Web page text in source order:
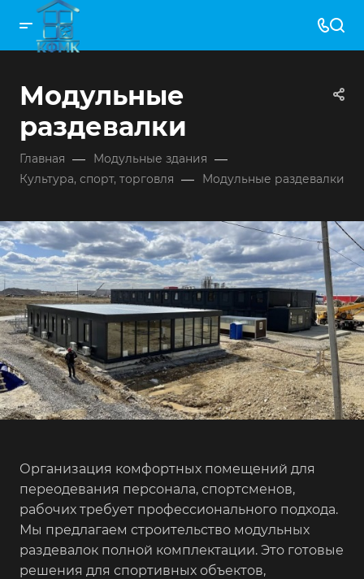
Модульные
раздевалки
Главная — Модульные здания —
Культура, спорт, торговля — Модульные раздевалки
Организация комфортных помещений для
переодевания персонала, спортсменов,
рабочих требует профессионального подхода.
Мы предлагаем строительство модульных
раздевалок полной комплектации. Это готовые
решения для спортивных объектов,